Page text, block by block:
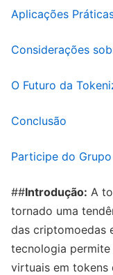
Aplicações
Considerações
O Futuro da
Conclusão
Participe do
##Introdução: A
tornado uma
das criptomoedas
tecnologia
virtuais em